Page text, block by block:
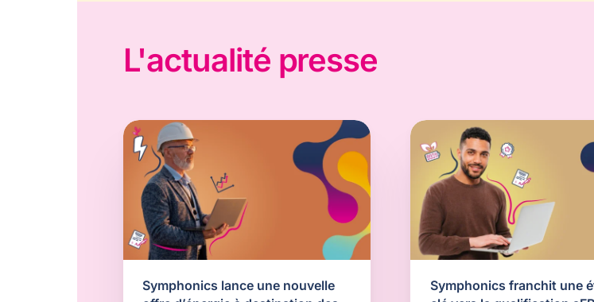
L'actualité presse
Symphonics lance une nouvelle
Symphonics franchit une